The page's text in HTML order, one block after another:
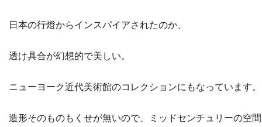
日本の行燈からインスパイアされたのか、
透け具合が幻想的で美しい。
ニューヨーク近代美術館のコレクションにもなっています。
造形そのものもくせが無いので、ミッドセンチュリーの空